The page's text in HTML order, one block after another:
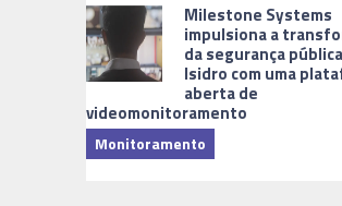
Milestone Systems
impulsiona a
da segurança
Isidro com uma
aberta de
videomonitoramento
Monitoramento